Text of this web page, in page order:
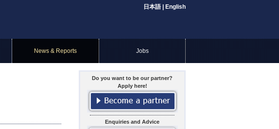
日本語 English
News & Reports Jobs
Do you want to be our partner?
Apply here!
Enquiries and Advice